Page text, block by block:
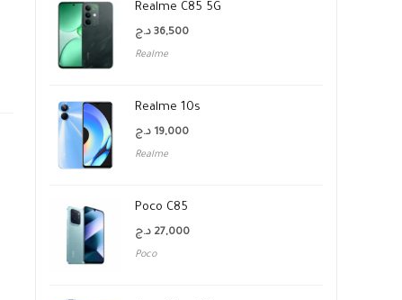
Realme C85 5G
36,500 د.ج
Realme
Realme 10s
19,000 د.ج
Realme
Poco C85
27,000 د.ج
Poco